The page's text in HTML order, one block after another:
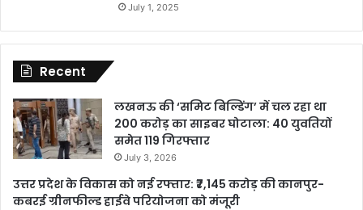
July 1, 2025
Recent
लखनऊ की ‘समिट बिल्डिंग’ में चल रहा था
200 करोड़ का साइबर घोटाला: 40 युवतियों
समेत 119 गिरफ्तार
July 3, 2026
उत्तर प्रदेश के विकास को नई रफ्तार: ₹7,145 करोड़ की कानपुर-
कबरई ग्रीनफील्ड हाईवे परियोजना को मंजूरी